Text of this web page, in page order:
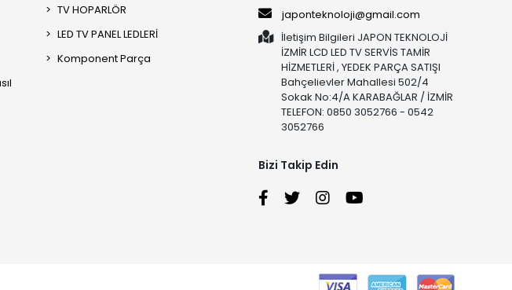
TV HOPARLÖR
LED TV PANEL LEDLERİ
Komponent Parça
japonteknoloji@gmail.com
İletişim Bilgileri JAPON TEKNOLOJİ
İZMİR LCD LED TV SERVİS TAMİR
HİZMETLERİ , YEDEK PARÇA SATIŞI
Bahçelievler Mahallesi 502/4
Sokak No:4/A KARABAĞLAR / İZMİR
TELEFON: 0850 3052766 - 0542
3052766
Bizi Takip Edin